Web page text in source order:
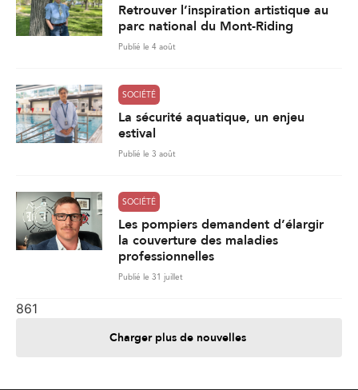
Retrouver l’inspiration artistique au
parc national du Mont-Riding
Publié le 4 août
SOCIÉTÉ
La sécurité aquatique, un enjeu
estival
Publié le 3 août
SOCIÉTÉ
Les pompiers demandent d’élargir
la couverture des maladies
professionnelles
Publié le 31 juillet
861
Charger plus de nouvelles